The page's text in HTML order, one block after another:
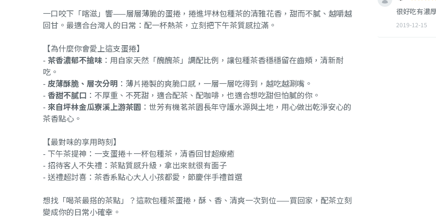
一口咬下「喀滋」響——層層薄脆的蛋捲，捲進坪林包種茶的清雅花香，甜而不膩、越嚼越
回甘。最適合台灣人的日常：配一杯熱茶，立刻把下午茶質感拉滿。
【為什麼你會愛上這支蛋捲】
- 茶香濃郁不搶味 ：用自家天然「醜醜茶」調配比例，讓包種茶香穩穩留在齒頰，清新耐
吃。
- 皮薄酥脆、層次分明 ：薄片捲製的爽脆口感，一層一層吃得到，越吃越涮嘴。
- 香甜不膩口 ：不厚重、不死甜，適合配茶、配咖啡，也適合想吃甜但怕膩的你。
- 來自坪林金瓜寮溪上游茶園 ：世芳有機茗茶園長年守護水源與土地，用心做出乾淨安心的
茶香點心。
【最對味的享用時刻】
- 下午茶提神：一支蛋捲＋一杯包種茶，清香回甘超療癒
- 招待客人不失禮：茶點質感升級，拿出來就很有面子
- 送禮超討喜：茶香系點心大人小孩都愛，節慶伴手禮首選
想找「喝茶最搭的茶點」？這款包種茶蛋捲，酥、香、清爽一次到位——買回家，配茶立刻
變成你的日常小確幸。
很好吃有濃
2019-12-15